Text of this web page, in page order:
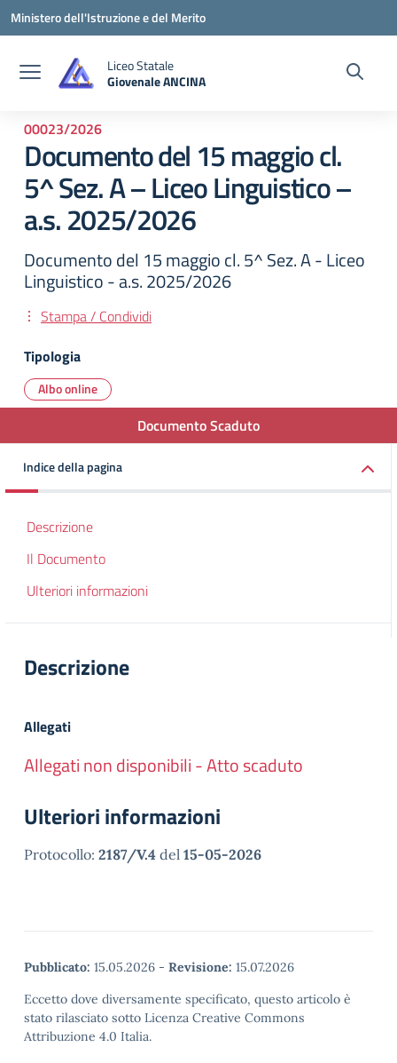
Vai ai contenuti
Vai al menu di navigazione
Vai al footer
Ministero dell'Istruzione e del Merito
Liceo Statale
Giovenale ANCINA
00023/2026
Documento del 15 maggio cl.
5^ Sez. A – Liceo Linguistico –
a.s. 2025/2026
Documento del 15 maggio cl. 5^ Sez. A - Liceo
Linguistico - a.s. 2025/2026
Stampa / Condividi
Tipologia
Albo online
Documento Scaduto
Indice della pagina
Descrizione
Il Documento
Ulteriori informazioni
Descrizione
Allegati
Allegati non disponibili - Atto scaduto
Ulteriori informazioni
Protocollo: 2187/V.4 del 15-05-2026
Pubblicato: 15.05.2026 - Revisione: 15.07.2026
Eccetto dove diversamente specificato, questo articolo è
stato rilasciato sotto Licenza Creative Commons
Attribuzione 4.0 Italia.